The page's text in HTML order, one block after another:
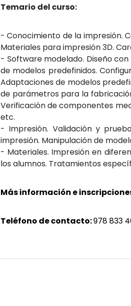
Temario del curso:
- Conocimiento de la impresión.
Materiales para impresión 3D.
- Software modelado. Diseño
de modelos predefinidos.
Adaptaciones de modelos
de parámetros para la
Verificación de componentes
etc.
- Impresión. Validación y
impresión. Manipulación de
- Materiales. Impresión en
los alumnos. Tratamientos
Más información e
Teléfono de contacto:978 833